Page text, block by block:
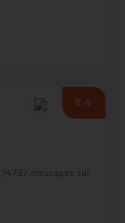
#4
(4797 messages sur